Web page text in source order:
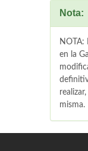
Nota:
NOTA:
en la
misma.